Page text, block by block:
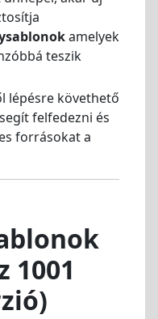
amelyek
teszik
lépésre követhető
felfedezni és
forrásokat a
1001